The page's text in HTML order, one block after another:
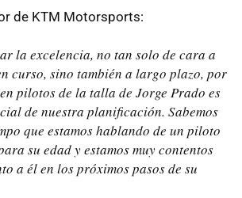
de KTM Motorsports:
la excelencia, no tan solo de cara a
curso, sino también a largo plazo, por
pilotos de la talla de Jorge Prado es
de nuestra planificación. Sabemos
que estamos hablando de un piloto
su edad y estamos muy contentos
a él en los próximos pasos de su